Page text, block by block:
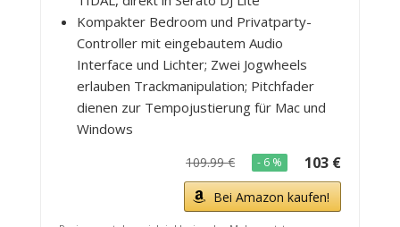
Kompakter Bedroom und Privatparty-
Controller mit eingebautem Audio
Interface und Lichter; Zwei Jogwheels
erlauben Trackmanipulation; Pitchfader
dienen zur Tempojustierung für Mac und
Windows
109.99 € - 6 % 103 €
Bei Amazon kaufen!